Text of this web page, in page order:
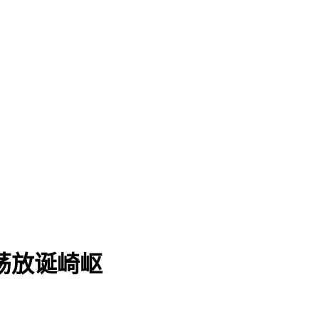
放诞崎岖